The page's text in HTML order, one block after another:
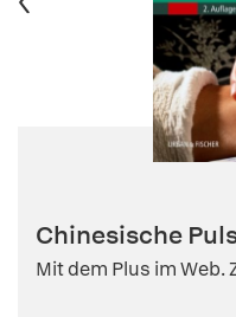
Chinesische
Mit dem Plus im Web.